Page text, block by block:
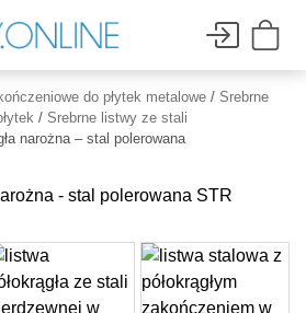
do płytek metalowe / Srebrne
/ Srebrne listwy ze stali
narożna – stal polerowana